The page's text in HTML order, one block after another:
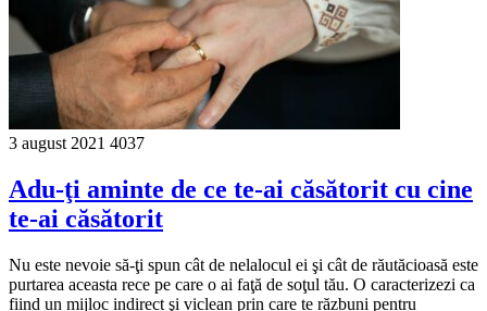
3 august 2021 4037
Adu-ţi aminte de ce te-ai căsătorit cu cine
te-ai căsătorit
Nu este nevoie să-ţi spun cât de nelalocul ei şi cât de răutăcioasă este
purtarea aceasta rece pe care o ai faţă de soţul tău. O caracterizezi ca
fiind un mijloc indirect şi viclean prin care te răzbuni pentru